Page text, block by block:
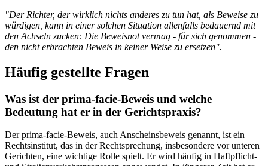
"Der Richter, der wirklich nichts anderes zu tun hat, als Beweise zu
würdigen, kann in einer solchen Situation allenfalls bedauernd mit
den Achseln zucken: Die Beweisnot vermag - für sich genommen -
den nicht erbrachten Beweis in keiner Weise zu ersetzen".
Häufig gestellte Fragen
Was ist der prima-facie-Beweis und welche
Bedeutung hat er in der Gerichtspraxis?
Der prima-facie-Beweis, auch Anscheinsbeweis genannt, ist ein
Rechtsinstitut, das in der Rechtsprechung, insbesondere vor unteren
Gerichten, eine wichtige Rolle spielt. Er wird häufig in Haftpflicht-